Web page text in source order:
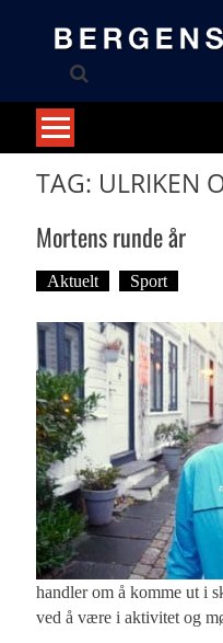
TAG: ULRIKEN
Mortens runde år
Aktuelt Sport
handler om å komme ut i
ved å være i aktivitet og